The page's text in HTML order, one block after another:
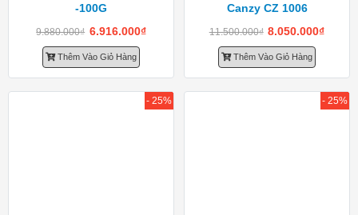
-100G
9.880.000₫ 6.916.000₫
Thêm Vào Giỏ Hàng
Canzy CZ 1006
11.500.000₫ 8.050.000₫
Thêm Vào Giỏ Hàng
- 25% - 25%